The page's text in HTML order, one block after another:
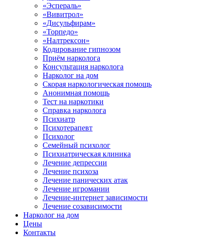
«Эспераль»
«Вивитрол»
«Дисульфирам»
«Торпедо»
«Налтрексон»
Кодирование гипнозом
Приём нарколога
Консультация нарколога
Нарколог на дом
Скорая наркологическая помощь
Анонимная помощь
Тест на наркотики
Справка нарколога
Психиатр
Психотерапевт
Психолог
Семейный психолог
Психиатрическая клиника
Лечение депрессии
Лечение психоза
Лечение панических атак
Лечение игромании
Лечение-интернет зависимости
Лечение созависимости
Нарколог на дом
Цены
Контакты